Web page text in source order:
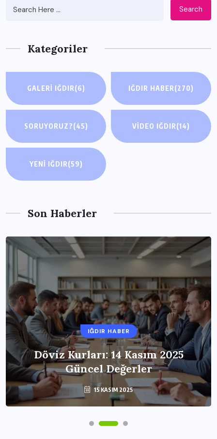
Search
Kategoriler
GALERI IĞDIR(6) IĞDIR HABER(270)
SORUYORUZ?(45) VIDEO IĞDIR(14)
YENI IĞDIR(59)
Son Haberler
IĞDIR HABER
Döviz Kurları: 14 Kasım 2025
Güncel Değerler
15 KASIM 2025